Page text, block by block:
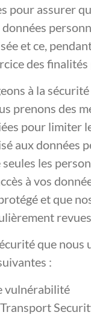
pour assurer
et ce,
des
à la
prenons des
pour limiter
aux données
les
à vos
et que
que nous
:
vulnérabilité